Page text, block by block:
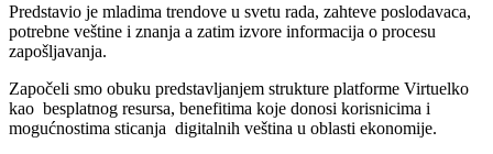
Predstavio je mladima trendove u svetu rada, zahteve poslodavaca,
potrebne veštine i znanja a zatim izvore informacija o procesu
zapošljavanja.
Započeli smo obuku predstavljanjem strukture platforme Virtuelko
kao besplatnog resursa, benefitima koje donosi korisnicima i
mogućnostima sticanja digitalnih veština u oblasti ekonomije.